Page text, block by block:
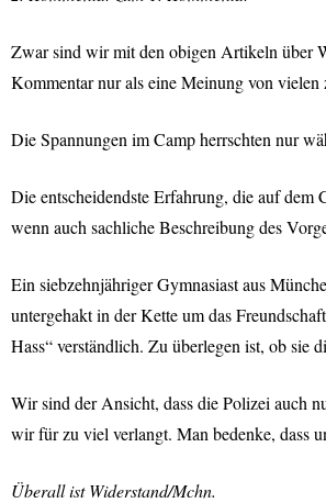
Zwar sind wir mit den obigen Artikeln über
Kommentar nur als eine Meinung von vielen
Die Spannungen im Camp herrschten nur
Die entscheidendste Erfahrung, die auf dem
wenn auch sachliche Beschreibung des
Ein siebzehnjähriger Gymnasiast aus
untergehakt in der Kette um das
Hass“ verständlich. Zu überlegen ist, ob sie
Wir sind der Ansicht, dass die Polizei auch
wir für zu viel verlangt. Man bedenke, dass
Überall ist Widerstand/Mchn.